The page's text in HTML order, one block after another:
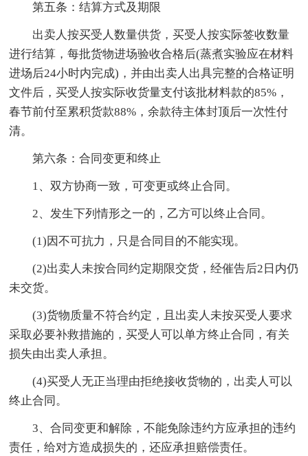
第五条：结算方式及期限
出卖人按买受人数量供货，买受人按实际签收数量
进行结算，每批货物进场验收合格后(蒸煮实验应在材料
进场后24小时内完成)，并由出卖人出具完整的合格证明
文件后，买受人按实际收货量支付该批材料款的85%，
春节前付至累积货款88%，余款待主体封顶后一次性付
清。
第六条：合同变更和终止
1、双方协商一致，可变更或终止合同。
2、发生下列情形之一的，乙方可以终止合同。
(1)因不可抗力，只是合同目的不能实现。
(2)出卖人未按合同约定期限交货，经催告后2日内仍
未交货。
(3)货物质量不符合约定，且出卖人未按买受人要求
采取必要补救措施的，买受人可以单方终止合同，有关
损失由出卖人承担。
(4)买受人无正当理由拒绝接收货物的，出卖人可以
终止合同。
3、合同变更和解除，不能免除违约方应承担的违约
责任，给对方造成损失的，还应承担赔偿责任。